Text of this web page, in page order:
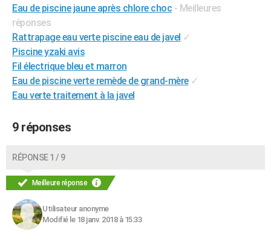
CARTE DE VOEUX
Carte de Noël
Carte Bonne année
Carte Saint-Valentin
Carte Pâques
Carte d'anniversaire
DICTIONNAIRE
Dictionnaire
Biographies
Citations
Expressions
Proverbes
PROGRAMME TV
COPAINS D'AVANT
S'inscrire
Se connecter
Lycées
Collèges
Primaires
Universités
Entreprises
Service militaire
Avis de recherche
FORUM
Bricolage
Lifestyle
Culture
Sport
Auto
Television
Voyage
Cinema
Eau de piscine jaune après chlore choc - Meilleures
réponses
Rattrapage eau verte piscine eau de javel ✓
Piscine yzaki avis
Fil électrique bleu et marron
Eau de piscine verte remède de grand-mère ✓
Eau verte traitement à la javel
9 réponses
RÉPONSE 1 / 9
Meilleure réponse
Utilisateur anonyme
Modifié le 18 janv. 2018 à 15:33